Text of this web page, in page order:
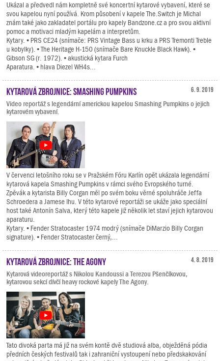
Ukázal a předvedl nám kompletně své koncertní kytarové vybavení, které se
svou kapelou nyní používá. Krom působení v kapele The.Switch je Michal
znám také jako zakladatel portálu pro kapely Bandzone.cz a pro svou aktivní
pomoc a motivaci mladým kapelám a interpretům.
Kytary. • PRS CE24 (snímače: PRS Vintage Bass u krku a PRS Tremonti Treble
u kobylky). • The Heritage H-150 (snímače Bare Knuckle Black Hawk). •
Gibson SG (r. 1972). • akustická kytara Furch
Aparatura. • hlava Diezel WH4s...
6. 9. 2019
Kytarová zbrojnice: Smashing Pumpkins
Video reportáž s legendární americkou kapelou Smashing Pumpkins o jejich
kytarovém vybavení.
V červenci letošního roku se v Pražském Fóru Karlín opět ukázala legendární
kytarová kapela Smashing Pumpkins v rámci svého Evropského turné.
Zpěvák a kytarista Billy Corgan měl po svém boku věrné spoluhráče Jeffa
Schroedera a Jamese Ihu. V této kytarové reportáži se ukáže jako speciální
host také Antonín Salva, který této kapele již několik let staví jejich kytarovou
aparaturu.
Kytary. • Fender Stratocaster 1974 modrý (snímače DiMarzio Billy Corgan
signature). • Fender Stratocaster černý,...
4. 8. 2019
Kytarová zbrojnice: The Agony
Kytarová videoreportáž s Nikolou Kandoussi a Terezou Pšenčíkovou,
kytarovou sekcí dívčí heavy rockové kapely The Agony.
Tato divoká parta má již na svém kontě dvě studiová alba, obježděná pódia
předních českých festivalů tak i zahraniční vystoupení nebo předskakování